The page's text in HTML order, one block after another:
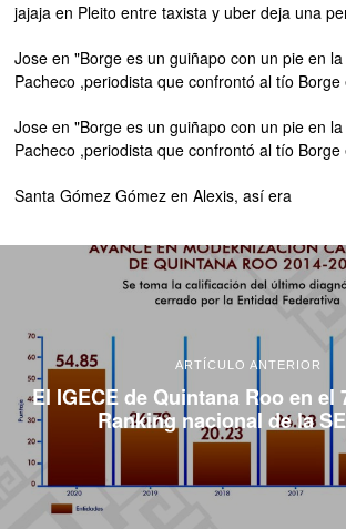
jajaja en Pleito entre taxista y uber deja una
Jose en"Borge es un guiñapo con un pie en
Pacheco ,periodista que confrontó al tío Borge
Jose en"Borge es un guiñapo con un pie en
Pacheco ,periodista que confrontó al tío Borge
Santa Gómez Gómez enAlexis, así era
ARTÍCULO ANTERIOR
El IGECE de Quintana Roo en el
Ranking nacional de la